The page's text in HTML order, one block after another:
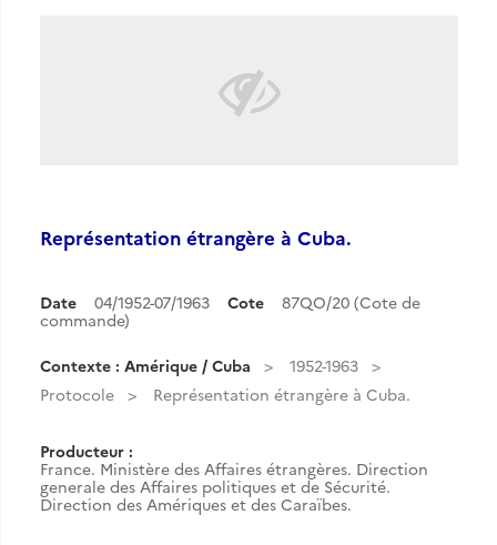
Représentation étrangère à Cuba.
Date 04/1952-07/1963 Cote
87QO/20 (Cote de
commande)
Contexte : Amérique / Cuba
1952-1963
Protocole
Représentation étrangère à Cuba.
Producteur :
France. Ministère des Affaires étrangères. Direction
generale des Affaires politiques et de Sécurité.
Direction des Amériques et des Caraïbes.